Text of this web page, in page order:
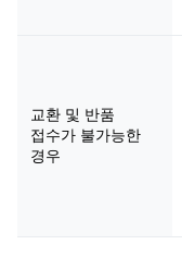
교환 및 반품
접수가 불가능한
경우